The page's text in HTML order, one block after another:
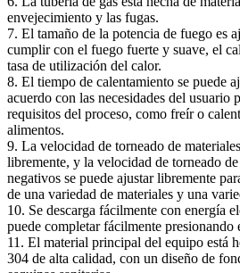
envejecimiento y las fugas.
7. El tamaño de la potencia de fuego es
cumplir con el fuego fuerte y suave, el
tasa de utilización del calor.
8. El tiempo de calentamiento se puede
acuerdo con las necesidades del usuario
requisitos del proceso, como freír o
alimentos.
9. La velocidad de torneado de
libremente, y la velocidad de torneado
negativos se puede ajustar libremente
de una variedad de materiales y una
10. Se descarga fácilmente con energía
puede completar fácilmente
11. El material principal del equipo está
304 de alta calidad, con un diseño de